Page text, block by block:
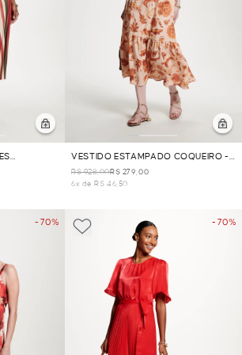
VESTIDO ESTAMPADO COQUEIRO -
CORAL
R$ 928,00R$ 279,00
6x de R$ 46,50
- 70% - 70%